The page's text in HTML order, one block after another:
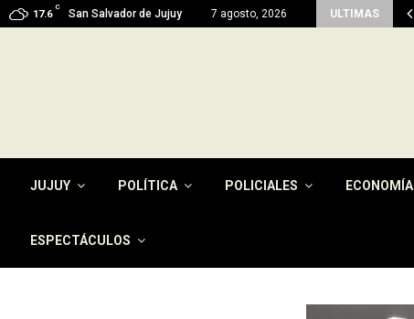
17.6
C
San Salvador de Jujuy 7 agosto, 2026 ULTIMAS
reactiva con fondos propios 45 viviendas…
JUJUY POLÍTICA POLICIALES ECONOMÍA
ESPECTÁCULOS